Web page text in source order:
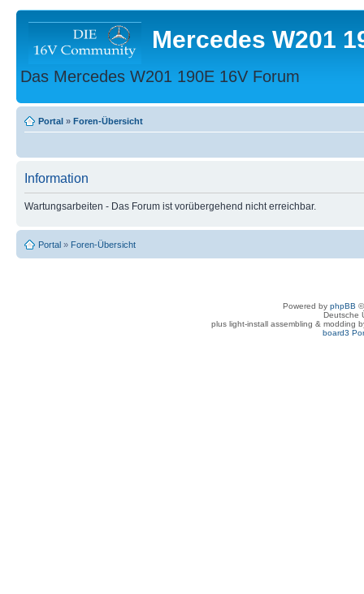
Mercedes W201
Das Mercedes W201 190E 16V Forum
Portal » Foren-Übersicht
Information
Wartungsarbeiten - Das Forum ist vorübergehend nicht erreichbar.
Portal » Foren-Übersicht
Powered by phpBB
Deutsche
plus light-install assembling & modding
board3